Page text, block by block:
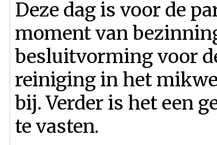
Deze dag is voor de
moment van
besluitvorming voor
reiniging in het
bij. Verder is het een
te vasten.